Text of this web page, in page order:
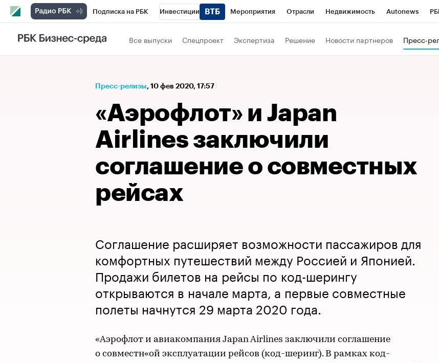
Подписка на РБК Инвестиции Мероприятия Отрасли Недвижимость Autonews
Спорт
Технологии и медиа Финансы Рынок наличной валюты
Все выпуски Спецпроект Экспертиза Решение Новости партнеров Пресс-
Пресс-релизы⁠, 10 фев 2020, 17:57
«Аэрофлот» и Japan
Airlines заключили
соглашение о совместных
рейсах
Соглашение расширяет возможности пассажиров для
комфортных путешествий между Россией и Японией.
Продажи билетов на рейсы по код-шерингу
открываются в начале марта, а первые совместные
полеты начнутся 29 марта 2020 года.
«Аэрофлот и авиакомпания Japan Airlines заключили соглашение
о совместн«ой эксплуатации рейсов (код-шеринг). В рамках код-